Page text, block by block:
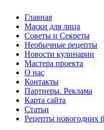
Главная
Маски для лица
Советы и Секреты
Необычные рецепты
Новости кулинарии
Мастера проекта
О нас
Контакты
Партнеры. Реклама
Карта сайта
Статьи
Рецепты новогодних